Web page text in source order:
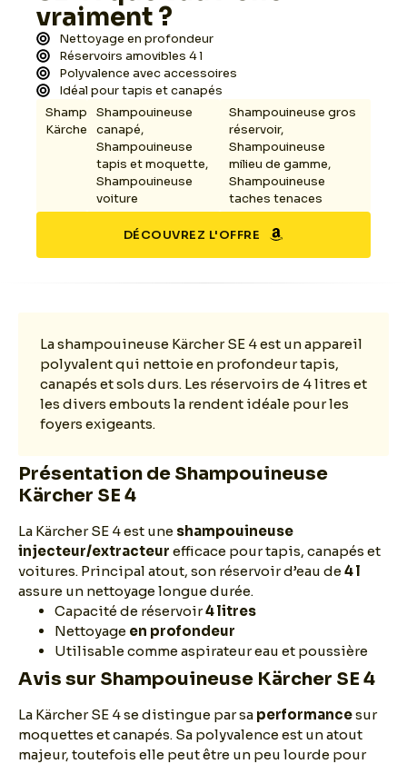
vraiment ?
Nettoyage en profondeur
Réservoirs amovibles 4 l
Polyvalence avec accessoires
Idéal pour tapis et canapés
Shampouineuse
Kärcher
Shampouineuse
canapé,
Shampouineuse
tapis et moquette,
Shampouineuse
voiture
Shampouineuse gros
réservoir,
Shampouineuse
milieu de gamme,
Shampouineuse
taches tenaces
DÉCOUVREZ L'OFFRE
La shampouineuse Kärcher SE 4 est un appareil
polyvalent qui nettoie en profondeur tapis,
canapés et sols durs. Les réservoirs de 4 litres et
les divers embouts la rendent idéale pour les
foyers exigeants.
Présentation de Shampouineuse
Kärcher SE 4
La Kärcher SE 4 est une shampouineuse
injecteur/extracteur efficace pour tapis, canapés et
voitures. Principal atout, son réservoir d’eau de4 l
assure un nettoyage longue durée.
Capacité de réservoir4 litres
Nettoyage en profondeur
Utilisable comme aspirateur eau et poussière
Avis sur Shampouineuse Kärcher SE 4
La Kärcher SE 4 se distingue par sa performancesur
moquettes et canapés. Sa polyvalence est un atout
majeur, toutefois elle peut être un peu lourde pour